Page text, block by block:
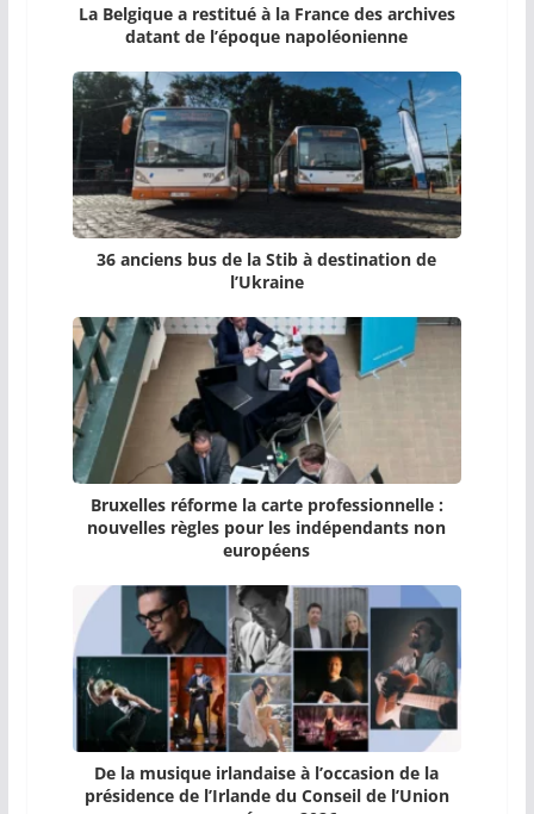
La Belgique a restitué à la France des archives
datant de l’époque napoléonienne
36 anciens bus de la Stib à destination de
l’Ukraine
Bruxelles réforme la carte professionnelle :
nouvelles règles pour les indépendants non
européens
De la musique irlandaise à l’occasion de la
présidence de l’Irlande du Conseil de l’Union